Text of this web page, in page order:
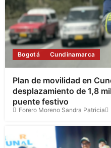
Bogotá Cundinamarca
Plan de movilidad en
desplazamiento de 1,8
puente festivo
Forero Moreno Sandra Patricia